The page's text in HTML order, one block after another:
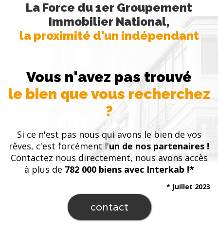
La Force du 1er Groupement
Immobilier National,
la proximité d'un indépendant
Vous n'avez pas trouvé
le bien que vous recherchez
?
Si ce n'est pas nous qui avons le bien de vos
rêves, c'est forcément l'un de nos partenaires !
Contactez nous directement, nous avons accès
à plus de 782 000 biens avec Interkab !*
contact
* Juillet 2023